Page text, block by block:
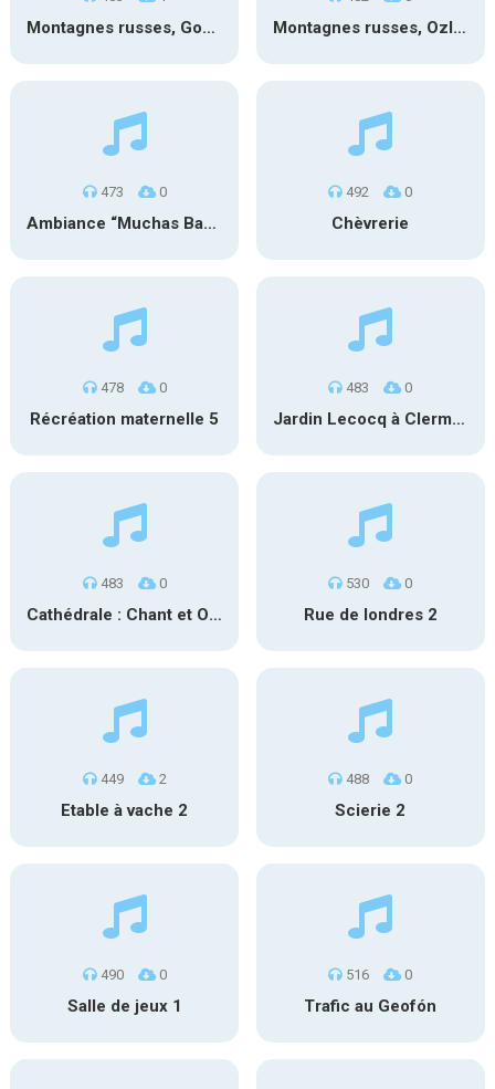
Montagnes russes, Goudurix 2 Montagnes russes, OzIris 3
473 0
Ambiance “Muchas Bandas” 1
492 0
Chèvrerie
478 0
Récréation maternelle 5
483 0
Jardin Lecocq à Clermont-Ferrand
483 0
Cathédrale : Chant et Orgue
530 0
Rue de londres 2
449 2
Etable à vache 2
488 0
Scierie 2
490 0
Salle de jeux 1
516 0
Trafic au Geofón